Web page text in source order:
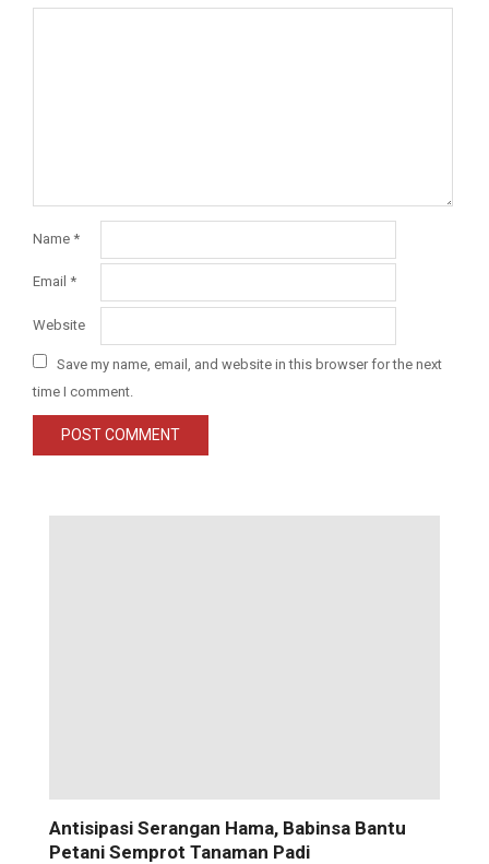
Name *
Email *
Website
Save my name, email, and website in this browser for the next
time I comment.
Antisipasi Serangan Hama, Babinsa Bantu
Petani Semprot Tanaman Padi